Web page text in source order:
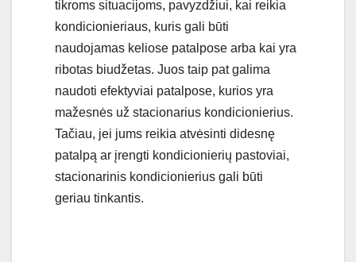
tikroms situacijoms, pavyzdžiui, kai reikia
kondicionieriaus, kuris gali būti
naudojamas keliose patalpose arba kai yra
ribotas biudžetas. Juos taip pat galima
naudoti efektyviai patalpose, kurios yra
mažesnės už stacionarius kondicionierius.
Tačiau, jei jums reikia atvėsinti didesnę
patalpą ar įrengti kondicionierių pastoviai,
stacionarinis kondicionierius gali būti
geriau tinkantis.